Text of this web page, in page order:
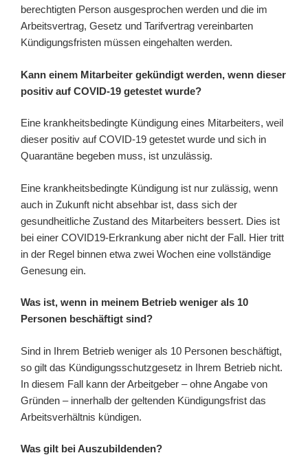
berechtigten Person ausgesprochen werden und die im
Arbeitsvertrag, Gesetz und Tarifvertrag vereinbarten
Kündigungsfristen müssen eingehalten werden.
Kann einem Mitarbeiter gekündigt werden, wenn dieser
positiv auf COVID-19 getestet wurde?
Eine krankheitsbedingte Kündigung eines Mitarbeiters, weil
dieser positiv auf COVID-19 getestet wurde und sich in
Quarantäne begeben muss, ist unzulässig.
Eine krankheitsbedingte Kündigung ist nur zulässig, wenn
auch in Zukunft nicht absehbar ist, dass sich der
gesundheitliche Zustand des Mitarbeiters bessert. Dies ist
bei einer COVID19-Erkrankung aber nicht der Fall. Hier tritt
in der Regel binnen etwa zwei Wochen eine vollständige
Genesung ein.
Was ist, wenn in meinem Betrieb weniger als 10
Personen beschäftigt sind?
Sind in Ihrem Betrieb weniger als 10 Personen beschäftigt,
so gilt das Kündigungsschutzgesetz in Ihrem Betrieb nicht.
In diesem Fall kann der Arbeitgeber – ohne Angabe von
Gründen – innerhalb der geltenden Kündigungsfrist das
Arbeitsverhältnis kündigen.
Was gilt bei Auszubildenden?